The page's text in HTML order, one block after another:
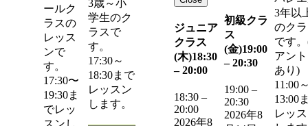
ールク
ラスの
レッス
ンで
す。
17:30〜
19:30ま
でレッ
3歳～小
学生のク
ラスで
す。
17:30～
18:30まで
レッスン
します。
ジュニア
クラス
(木)18:30
– 20:00
18:30 –
20:00
2026年8
初級クラ
ス
(金)19:00
– 20:30
19:00 –
20:30
2026年8
3年以
のク
です
アン
あり)
11:00
13:00
レッ